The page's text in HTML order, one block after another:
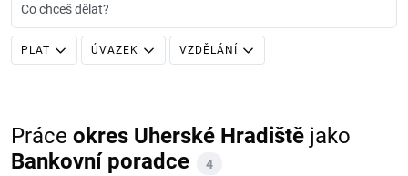
Co chceš dělat?
PLAT ÚVAZEK VZDĚLÁNÍ
Práce okres Uherské Hradiště jako
Bankovní poradce
4